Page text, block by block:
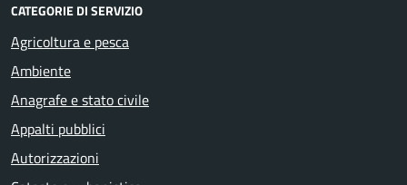
CATEGORIE DI SERVIZIO
Agricoltura e pesca
Ambiente
Anagrafe e stato civile
Appalti pubblici
Autorizzazioni